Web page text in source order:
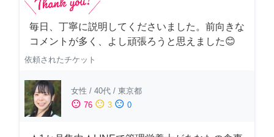
毎日、丁寧に説明してくださいました。前向きな
コメントが多く、よし頑張ろうと思えました😊
依頼されたチケット
女性 / 40代 / 東京都
sentiment_satisfied 76 sentiment_neutral 3 sentiment_dissatisfied 0